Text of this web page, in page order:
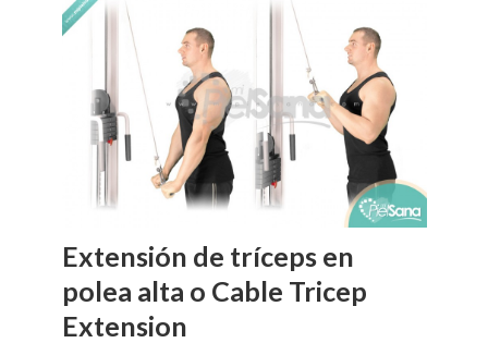
Extensión de tríceps en
polea alta o Cable Tricep
Extension